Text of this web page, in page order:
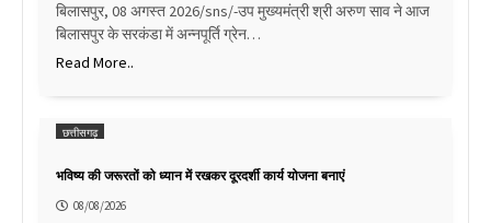
बिलासपुर, 08 अगस्त 2026/sns/-उप मुख्यमंत्री श्री अरुण साव ने आज
बिलासपुर के सरकंडा में अन्नपूर्ति ग्रेन…
Read More..
छत्तीसगढ़
भविष्य की जरूरतों को ध्यान में रखकर दूरदर्शी कार्य योजना बनाएं
08/08/2026